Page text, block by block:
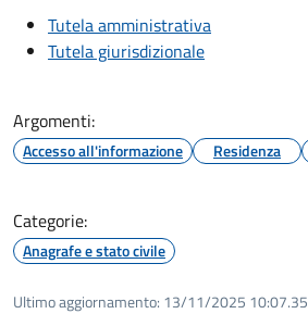
Tutela amministrativa
Tutela giurisdizionale
Argomenti:
Accesso all'informazione Residenza
Categorie:
Anagrafe e stato civile
Ultimo aggiornamento: 13/11/2025 10:07.35